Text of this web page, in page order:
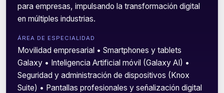
para empresas, impulsando la transformación digital
en múltiples industrias.
ÁREA DE ESPECIALIDAD
Movilidad empresarial • Smartphones y tablets
Galaxy • Inteligencia Artificial móvil (Galaxy AI) •
Seguridad y administración de dispositivos (Knox
Suite) • Pantallas profesionales y señalización digital